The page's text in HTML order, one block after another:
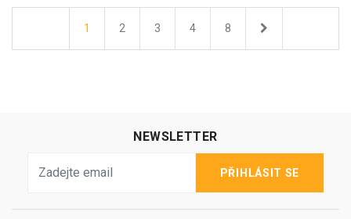
1 2 3 4 8 Další
NEWSLETTER
PŘIHLÁSIT SE